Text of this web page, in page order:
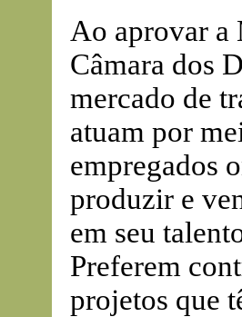
Ao aprovar a
Câmara dos
mercado de
atuam por
empregados
produzir e
em seu
Preferem
projetos que